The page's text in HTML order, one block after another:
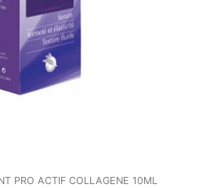
PRO ACTIF COLLAGENE 10ML